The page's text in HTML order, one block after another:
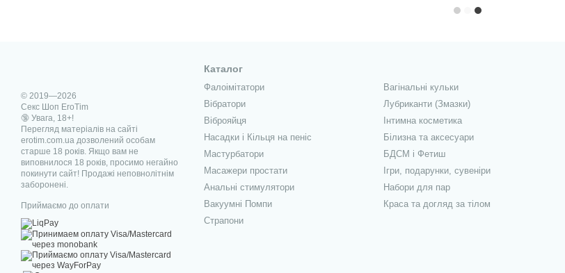
© 2019—2026
Секс Шоп EroTim
🔞 Увага, 18+!
Перегляд матеріалів на сайті
erotim.com.ua дозволений особам
старше 18 років. Якщо вам не
виповнилося 18 років, просимо негайно
покинути сайт! Продажі неповнолітнім
заборонені.
Приймаємо до оплати
Каталог
Фалоімітатори
Вібратори
Віброяйця
Насадки і Кільця на пеніс
Мастурбатори
Масажери простати
Анальні стимулятори
Вакуумні Помпи
Страпони
Вагінальні кульки
Лубриканти (Змазки)
Інтимна косметика
Білизна та аксесуари
БДСМ і Фетиш
Ігри, подарунки, сувеніри
Набори для пар
Краса та догляд за тілом